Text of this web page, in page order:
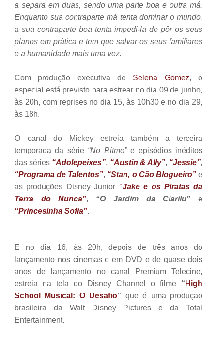
a separa em duas, sendo uma parte boa e outra má.
Enquanto sua contraparte má tenta dominar o mundo,
a sua contraparte boa tenta impedi-la de pôr os seus
planos em prática e tem que salvar os seus familiares
e a humanidade mais uma vez.
Com produção executiva de Selena Gomez, o
especial está previsto para estrear no dia 09 de junho,
às 20h, com reprises no dia 15, às 10h30 e no dia 29,
às 18h.
O canal do Mickey estreia também a terceira
temporada da série “No Ritmo”e episódios inéditos
das séries “Adolepeixes”, “Austin & Ally”, “Jessie”,
“Programa de Talentos”, “Stan, o Cão Blogueiro”e
as produções Disney Junior “Jake e os Piratas da
Terra do Nunca”, “O Jardim da Clarilu”
e
“Princesinha Sofia”.
E no dia 16, às 20h, depois de três anos do
lançamento nos cinemas e em DVD e de quase dois
anos de lançamento no canal Premium Telecine,
estreia na tela do Disney Channel o filme “ High
School Musical: O Desafio” que é uma produção
brasileira da Walt Disney Pictures e da Total
Entertainment.